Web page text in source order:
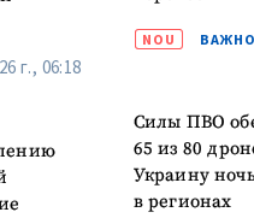
г., 06:18
NOU
Силы ПВО
65 из 80
Украину
в регионах